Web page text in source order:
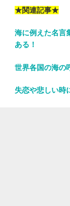
★関連記事★
海に例えた名言
ある！
世界各国の海の
失恋や悲しい時